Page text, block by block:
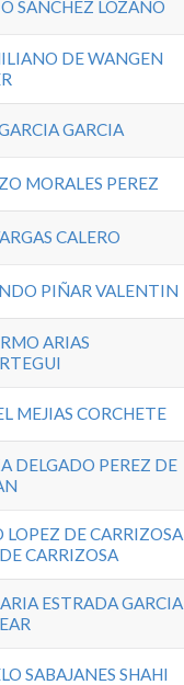
SANCHEZ LOZANO
DE WANGEN
GARCIA
MORALES PEREZ
CALERO
PIÑAR VALENTIN
ARIAS
MEJIAS CORCHETE
DELGADO PEREZ DE
LOPEZ DE CARRIZOSA
CARRIZOSA
ESTRADA GARCIA
SABAJANES SHAHI